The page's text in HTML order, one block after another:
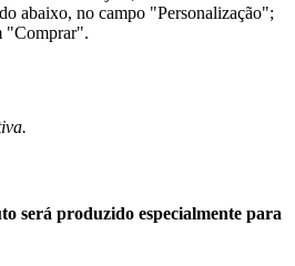
abaixo, no campo "Personalização";
"Comprar".
será produzido especialmente para